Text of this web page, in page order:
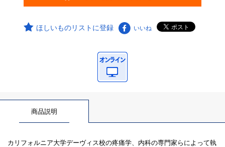
ほしいものリストに登録 いいね
商品説明
カリフォルニア大学デーヴィス校の疼痛学、内科の専門家らによって執